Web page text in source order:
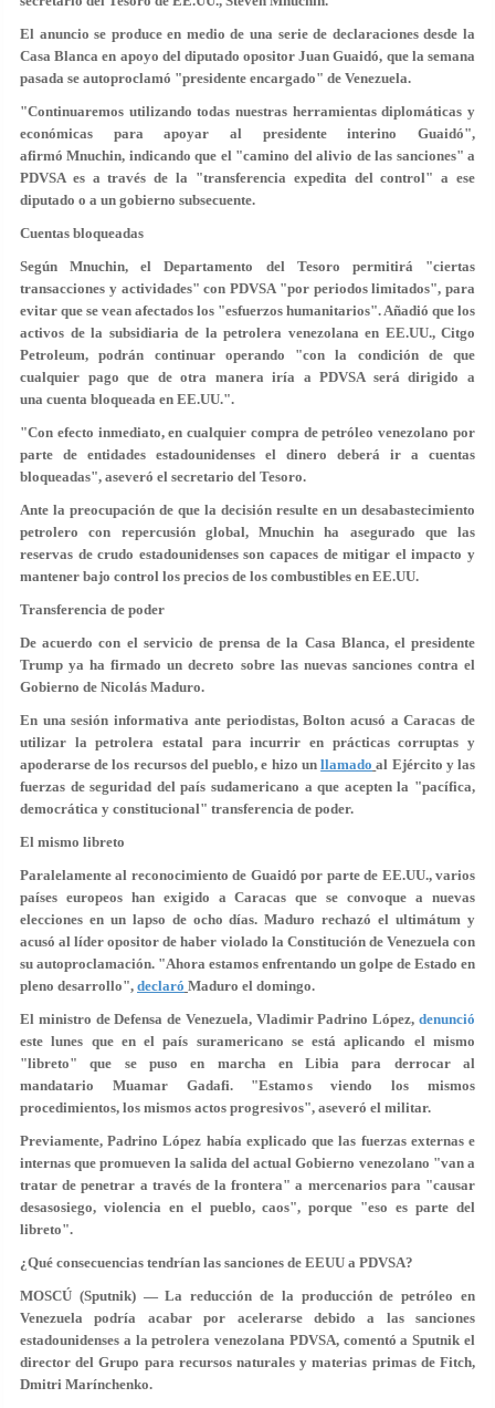
El anuncio se produce en medio de una serie de declaraciones desde la
Casa Blanca en apoyo del diputado opositor Juan Guaidó, que la semana
pasada se autoproclamó "presidente encargado" de Venezuela.
"Continuaremos utilizando todas nuestras herramientas diplomáticas y
económicas para apoyar al presidente interino Guaidó",
afirmó Mnuchin, indicando que el "camino del alivio de las sanciones" a
PDVSA es a través de la "transferencia expedita del control" a ese
diputado o a un gobierno subsecuente.
Cuentas bloqueadas
Según Mnuchin, el Departamento del Tesoro permitirá "ciertas
transacciones y actividades" con PDVSA "por periodos limitados", para
evitar que se vean afectados los "esfuerzos humanitarios". Añadió que los
activos de la subsidiaria de la petrolera venezolana en EE.UU., Citgo
Petroleum, podrán continuar operando "con la condición de que
cualquier pago que de otra manera iría a PDVSA será dirigido a
una cuenta bloqueada en EE.UU.".
"Con efecto inmediato, en cualquier compra de petróleo venezolano por
parte de entidades estadounidenses el dinero deberá ir a cuentas
bloqueadas", aseveró el secretario del Tesoro.
Ante la preocupación de que la decisión resulte en un desabastecimiento
petrolero con repercusión global, Mnuchin ha asegurado que las
reservas de crudo estadounidenses son capaces de mitigar el impacto y
mantener bajo control los precios de los combustibles en EE.UU.
Transferencia de poder
De acuerdo con el servicio de prensa de la Casa Blanca, el presidente
Trumpya ha firmado un decreto sobre las nuevas sanciones contra el
Gobierno de Nicolás Maduro.
En una sesión informativa ante periodistas, Bolton acusó a Caracas de
utilizar la petrolera estatal para incurrir en prácticas corruptas y
apoderarse de los recursos del pueblo, e hizo unllamado al Ejército y las
fuerzas de seguridad del país sudamericano a que acepten la "pacífica,
democrática y constitucional" transferencia de poder.
El mismo libreto
Paralelamente al reconocimiento de Guaidó por parte de EE.UU., varios
países europeos han exigido a Caracas que se convoque a nuevas
elecciones en un lapso de ocho días. Maduro rechazó el ultimátum y
acusó al líder opositor de haber violado la Constitución de Venezuela con
su autoproclamación. "Ahora estamos enfrentando un golpe de Estado en
pleno desarrollo", declaró Maduro el domingo.
El ministro de Defensa de Venezuela, Vladimir Padrino López, denunció
este lunes que en el país suramericano se está aplicando el mismo
"libreto" que se puso en marcha en Libia para derrocar al
mandatario Muamar Gadafi. "Estamos viendolos mismos
procedimientos, los mismos actos progresivos", aseveró el militar.
Previamente, Padrino López había explicado que las fuerzas externas e
internas que promueven la salida del actual Gobierno venezolano "van a
tratar depenetrar a través de la frontera" a mercenarios para "causar
desasosiego, violencia en el pueblo, caos", porque "eso es parte del
libreto".
¿Qué consecuencias tendrían las sanciones de EEUU a PDVSA?
MOSCÚ (Sputnik) — La reducción de la producción de petróleo en
Venezuela podría acabar por acelerarse debido a las sanciones
estadounidenses a la petrolera venezolana PDVSA, comentó a Sputnik el
director del Grupo para recursos naturales y materias primas de Fitch,
Dmitri Marínchenko.